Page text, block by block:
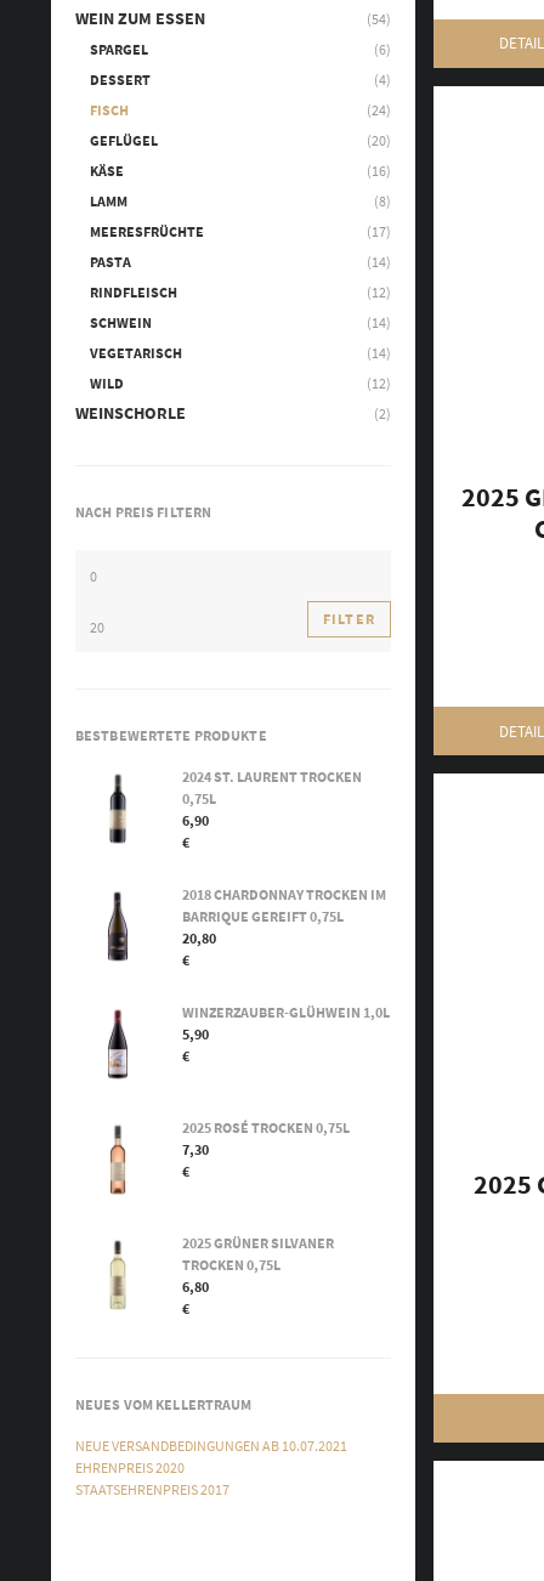
WEIN ZUM ESSEN
(54)
SPARGEL
(6)
DESSERT
(4)
FISCH
(24)
GEFLÜGEL
(20)
KÄSE
(16)
LAMM
(8)
MEERESFRÜCHTE
(17)
PASTA
(14)
RINDFLEISCH
(12)
SCHWEIN
(14)
VEGETARISCH
(14)
WILD
(12)
WEINSCHORLE (2)
NACH PREIS FILTERN
FILTER
BESTBEWERTETE PRODUKTE
2024 ST. LAURENT TROCKEN
0,75L
6,90
€
2018 CHARDONNAY TROCKEN IM
BARRIQUE GEREIFT 0,75L
20,80
€
WINZERZAUBER-GLÜHWEIN 1,0L
5,90
€
2025 ROSÉ TROCKEN 0,75L
7,30
€
2025 GRÜNER SILVANER
TROCKEN 0,75L
6,80
€
NEUES VOM KELLERTRAUM
NEUE VERSANDBEDINGUNGEN AB 10.07.2021
EHRENPREIS 2020
STAATSEHRENPREIS 2017
2025
2025